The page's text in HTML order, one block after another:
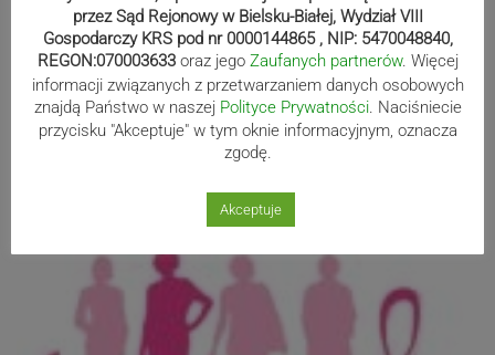
Planuję długie życie
access_time 26.08.2021 06:00 share
przez Sąd Rejonowy w Bielsku-Białej, Wydział VIII
Gospodarczy KRS pod nr 0000144865 , NIP: 5470048840,
REGON:070003633 oraz jego Zaufanych partnerów. Więcej
informacji związanych z przetwarzaniem danych osobowych
znajdą Państwo w naszej Polityce Prywatności. Naciśniecie
przycisku "Akceptuje" w tym oknie informacyjnym, oznacza
zgodę.
Akceptuje